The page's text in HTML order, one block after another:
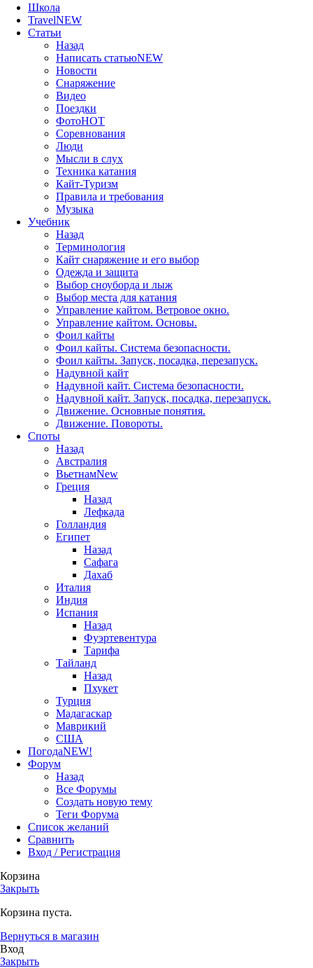
Школа
TravelNEW
Статьи
Назад
Написать статьюNEW
Новости
Снаряжение
Видео
Поездки
ФотоHOT
Соревнования
Люди
Мысли в слух
Техника катания
Кайт-Туризм
Правила и требования
Музыка
Учебник
Назад
Терминология
Кайт снаряжение и его выбор
Одежда и защита
Выбор сноуборда и лыж
Выбор места для катания
Управление кайтом. Ветровое окно.
Управление кайтом. Основы.
Фоил кайты
Фоил кайты. Система безопасности.
Фоил кайты. Запуск, посадка, перезапуск.
Надувной кайт
Надувной кайт. Система безопасности.
Надувной кайт. Запуск, посадка, перезапуск.
Движение. Основные понятия.
Движение. Повороты.
Споты
Назад
Австралия
ВьетнамNew
Греция
Назад
Лефкада
Голландия
Египет
Назад
Сафага
Дахаб
Италия
Индия
Испания
Назад
Фуэртевентура
Тарифа
Тайланд
Назад
Пхукет
Турция
Мадагаскар
Маврикий
США
ПогодаNEW!
Форум
Назад
Все Форумы
Создать новую тему
Теги Форума
Список желаний
Сравнить
Вход / Регистрация
Корзина
Закрыть
Корзина пуста.
Вернуться в магазин
Вход
Закрыть